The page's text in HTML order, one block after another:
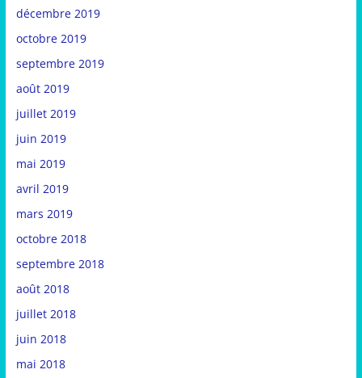
décembre 2019
octobre 2019
septembre 2019
août 2019
juillet 2019
juin 2019
mai 2019
avril 2019
mars 2019
octobre 2018
septembre 2018
août 2018
juillet 2018
juin 2018
mai 2018